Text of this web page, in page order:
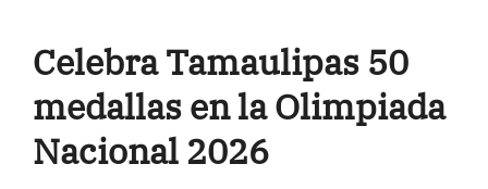
Celebra Tamaulipas 50
medallas en la Olimpiada
Nacional 2026